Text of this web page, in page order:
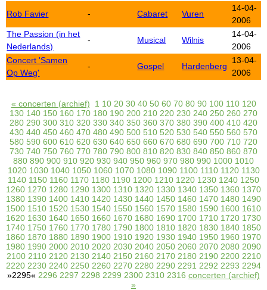
Rob Favier - Cabaret Vuren
14-04-
2006
The Passion (in het
Nederlands)
- Musical Wilnis
14-04-
2006
Concert 'Samen
Op Weg'
- Gospel Hardenberg
13-04-
2006
« concerten (archief) 1 10 20 30 40 50 60 70 80 90 100 110 120
130 140 150 160 170 180 190 200 210 220 230 240 250 260 270
280 290 300 310 320 330 340 350 360 370 380 390 400 410 420
430 440 450 460 470 480 490 500 510 520 530 540 550 560 570
580 590 600 610 620 630 640 650 660 670 680 690 700 710 720
730 740 750 760 770 780 790 800 810 820 830 840 850 860 870
880 890 900 910 920 930 940 950 960 970 980 990 1000 1010
1020 1030 1040 1050 1060 1070 1080 1090 1100 1110 1120 1130
1140 1150 1160 1170 1180 1190 1200 1210 1220 1230 1240 1250
1260 1270 1280 1290 1300 1310 1320 1330 1340 1350 1360 1370
1380 1390 1400 1410 1420 1430 1440 1450 1460 1470 1480 1490
1500 1510 1520 1530 1540 1550 1560 1570 1580 1590 1600 1610
1620 1630 1640 1650 1660 1670 1680 1690 1700 1710 1720 1730
1740 1750 1760 1770 1780 1790 1800 1810 1820 1830 1840 1850
1860 1870 1880 1890 1900 1910 1920 1930 1940 1950 1960 1970
1980 1990 2000 2010 2020 2030 2040 2050 2060 2070 2080 2090
2100 2110 2120 2130 2140 2150 2160 2170 2180 2190 2200 2210
2220 2230 2240 2250 2260 2270 2280 2290 2291 2292 2293 2294
»2295« 2296 2297 2298 2299 2300 2310 2316 concerten (archief)
»